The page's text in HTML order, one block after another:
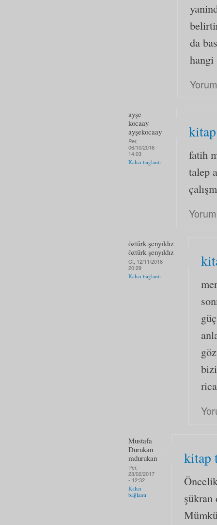
da
hangi
ayşe
kocaay
ayşekocaay
Per,
06/10/2016 -
14:03
Kalıcı bağlantı
fatih
talep
öztürk şenyıldız
öztürk şenyıldız
Ct, 12/11/2016 -
20:29
Kalıcı bağlantı
Mustafa
Durukan
mdurukan
Per,
23/02/2017
- 12:32
Kalıcı
bağlantı
kitap
şükran